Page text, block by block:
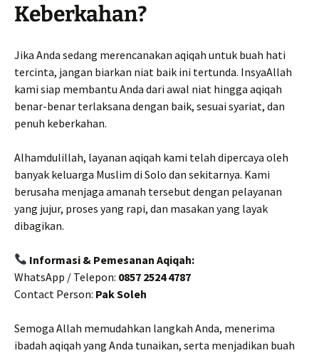
Keberkahan?
Jika Anda sedang merencanakan aqiqah untuk buah hati
tercinta, jangan biarkan niat baik ini tertunda. InsyaAllah
kami siap membantu Anda dari awal niat hingga aqiqah
benar-benar terlaksana dengan baik, sesuai syariat, dan
penuh keberkahan.
Alhamdulillah, layanan aqiqah kami telah dipercaya oleh
banyak keluarga Muslim di Solo dan sekitarnya. Kami
berusaha menjaga amanah tersebut dengan pelayanan
yang jujur, proses yang rapi, dan masakan yang layak
dibagikan.
Informasi & Pemesanan Aqiqah:
WhatsApp / Telepon: 0857 2524 4787
Contact Person: Pak Soleh
Semoga Allah memudahkan langkah Anda, menerima
ibadah aqiqah yang Anda tunaikan, serta menjadikan buah